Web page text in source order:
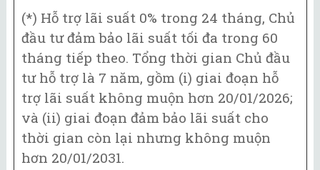
(*) Hỗ trợ lãi suất 0% trong 24 tháng, Chủ
đầu tư đảm bảo lãi suất tối đa trong 60
tháng tiếp theo. Tổng thời gian Chủ đầu
tư hỗ trợ là 7 năm, gồm (i) giai đoạn hỗ
trợ lãi suất không muộn hơn 20/01/2026;
và (ii) giai đoạn đảm bảo lãi suất cho
thời gian còn lại nhưng không muộn
hơn 20/01/2031.